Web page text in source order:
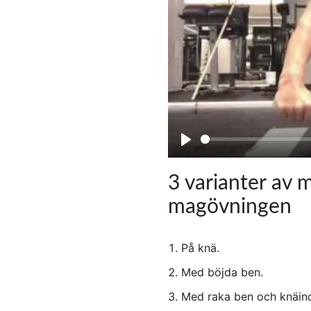
P
a
y
3 varianter av
magövningen
På knä.
Med böjda ben.
Med raka ben och